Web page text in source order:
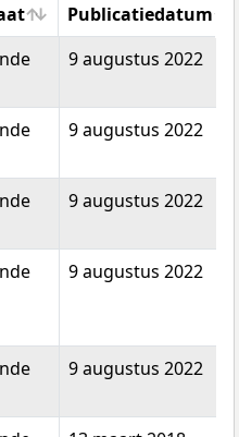
Publicatiedatum
Publicatiedatum
9 augustus 2022
9 augustus 2022
9 augustus 2022
9 augustus 2022
9 augustus 2022